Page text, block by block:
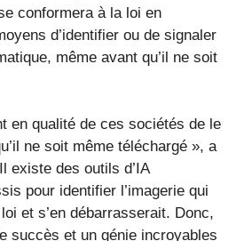
conformera à la loi en
d’identifier ou de signaler
même avant qu’il ne soit
en qualité de ces sociétés de le
ne soit même téléchargé », a
existe des outils d’IA
pour identifier l’imagerie qui
et s’en débarrasserait. Donc,
succès et un génie incroyables